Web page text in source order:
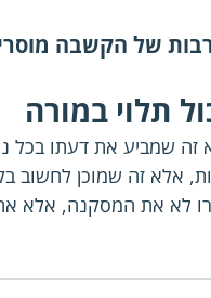
של הקשבה
תלוי במורה
זה שמביע את דעתו
אלא זה שמוכן לחשוב
לא את המסקנה, אלא